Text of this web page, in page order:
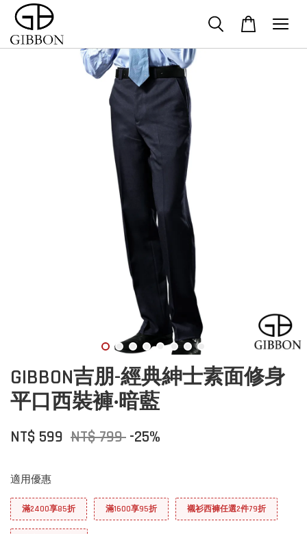
GIBBON吉朋-經典紳士素面修身
平口西裝褲‧暗藍
NT$ 599 NT$ 799 -25%
適用優惠
滿2400享85折 滿1600享95折 襯衫西褲任選2件79折